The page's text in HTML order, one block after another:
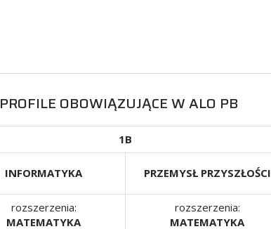
PROFILE OBOWIĄZUJĄCE W ALO PB
1B
INFORMATYKA PRZEMYSŁ PRZYSZŁOŚCI
rozszerzenia:
MATEMATYKA
rozszerzenia:
MATEMATYKA